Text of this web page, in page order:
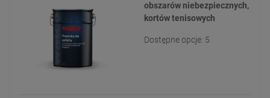
obszarów niebezpiecznych,
kortów tenisowych
Dostępne opcje: 5